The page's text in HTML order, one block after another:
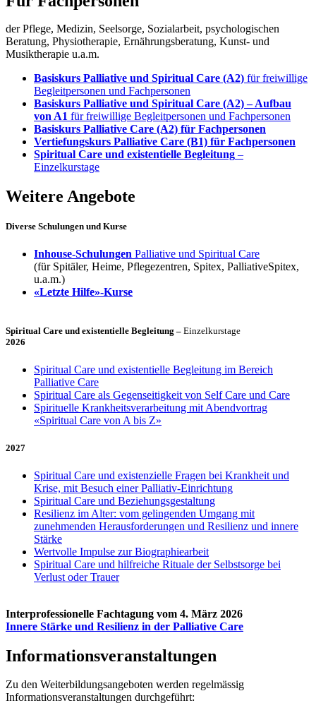
der Pflege, Medizin, Seelsorge, Sozialarbeit, psychologischen
Beratung, Physiotherapie, Ernährungsberatung, Kunst- und
Musiktherapie u.a.m.
Basiskurs Palliative und Spiritual Care (A2) für freiwillige
Begleitpersonen und Fachpersonen
Basiskurs Palliative und Spiritual Care (A2) – Aufbau
von A1 für freiwillige Begleitpersonen und Fachpersonen
Basiskurs Palliative Care (A2) für Fachpersonen
Vertiefungskurs Palliative Care (B1) für Fachpersonen
Spiritual Care und existentielle Begleitung –
Einzelkurstage
Weitere Angebote
Diverse Schulungen und Kurse
Inhouse-Schulungen Palliative und Spiritual Care
(für Spitäler, Heime, Pflegezentren, Spitex, PalliativeSpitex,
u.a.m.)
«Letzte Hilfe»-Kurse
Spiritual Care und existentielle Begleitung – Einzelkurstage
2026
Spiritual Care und existentielle Begleitung im Bereich
Palliative Care
Spiritual Care als Gegenseitigkeit von Self Care und Care
Spirituelle Krankheitsverarbeitung mit Abendvortrag
«Spiritual Care von A bis Z»
2027
Spiritual Care und existenzielle Fragen bei Krankheit und
Krise, mit Besuch einer Palliativ-Einrichtung
Spiritual Care und Beziehungsgestaltung
Resilienz im Alter: vom gelingenden Umgang mit
zunehmenden Herausforderungen und Resilienz und innere
Stärke
Wertvolle Impulse zur Biographiearbeit
Spiritual Care und hilfreiche Rituale der Selbstsorge bei
Verlust oder Trauer
Interprofessionelle Fachtagung vom 4. März 2026
Innere Stärke und Resilienz in der Palliative Care
Informationsveranstaltungen
Zu den Weiterbildungsangeboten werden regelmässig
Informationsveranstaltungen durchgeführt: